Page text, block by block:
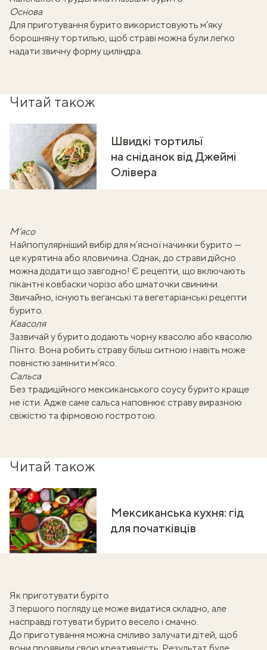
Основа
Для приготування бурито використовують м’яку
борошняну тортилью, щоб страві можна були легко
надати звичну форму циліндра.
Читай також
Швидкі тортильї
на сніданок від Джеймі
Олівера
М’ясо
Найпопулярніший вибір для м’ясної начинки бурито —
це курятина або яловичина. Однак, до страви дійсно
можна додати що завгодно! Є рецепти, що включають
пікантні ковбаски чорізо або шматочки свинини.
Звичайно, існують веганські та вегетаріанські рецепти
бурито.
Квасоля
Зазвичай у бурито додають чорну квасолю або квасолю
Пінто. Вона робить страву більш ситною і навіть може
повністю замінити м’ясо.
Сальса
Без традиційного мексиканського соусу бурито краще
не їсти. Адже саме сальса наповнює страву виразною
свіжістю та фірмовою гостротою.
Читай також
Мексиканська кухня: гід
для початківців
Як приготувати буріто
З першого погляду це може видатися складно, але
насправді готувати бурито весело і смачно.
До приготування можна сміливо залучати дітей, щоб